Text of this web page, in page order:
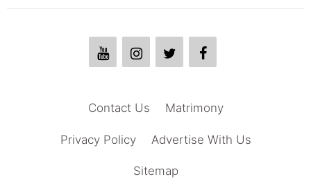
Matrimony
Contact Us
Advertise With Us
Privacy Policy
Sitemap